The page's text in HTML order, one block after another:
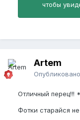
чтобы
Artem
Опубликовано
Отличный перец!!!
Фотки старайся